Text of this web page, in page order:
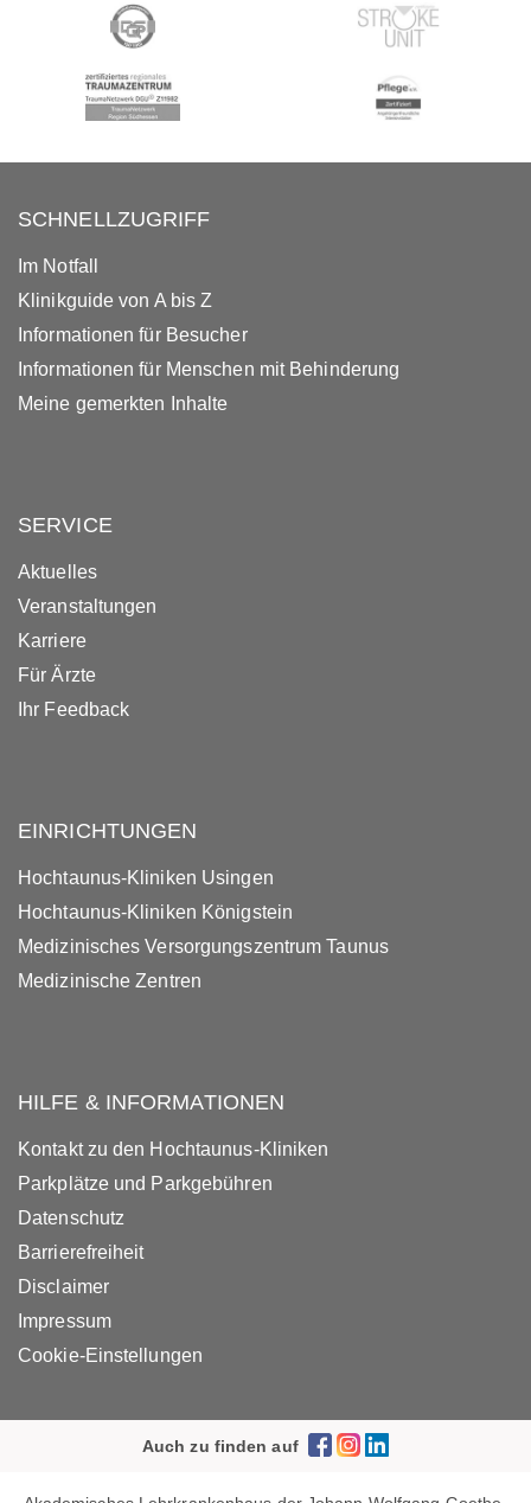
SCHNELLZUGRIFF
Im Notfall
Klinikguide von A bis Z
Informationen für Besucher
Informationen für Menschen mit Behinderung
Meine gemerkten Inhalte
SERVICE
Aktuelles
Veranstaltungen
Karriere
Für Ärzte
Ihr Feedback
EINRICHTUNGEN
Hochtaunus-Kliniken Usingen
Hochtaunus-Kliniken Königstein
Medizinisches Versorgungszentrum Taunus
Medizinische Zentren
HILFE & INFORMATIONEN
Kontakt zu den Hochtaunus-Kliniken
Parkplätze und Parkgebühren
Datenschutz
Barrierefreiheit
Disclaimer
Impressum
Cookie-Einstellungen
Auch zu finden auf